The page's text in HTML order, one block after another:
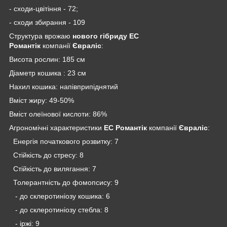
- сходи-цвітіння - 72;
- сходи збирання - 109
Структура врожаю нового гібриду ЕС
Романтік компанії Євраліс:
Висота рослин: 185 см
Діаметр кошика : 23 см
Нахил кошика: напівприпіднятий
Вміст жиру: 49-50%
Вміст олеїнової кислоти: 86%
Агрономічні характеристики ЕС Романтік компанії Євраліс:
Енергія початкового розвитку: 7
Стійкість до стресу: 8
Стійкість до вилягання: 7
Толерантність до фомопсису: 9
- до склеротиніозу кошика: 6
- до склеротиніозу стебла: 8
- іржі: 9